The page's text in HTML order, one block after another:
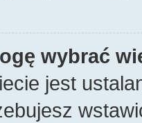
wybrać
jest